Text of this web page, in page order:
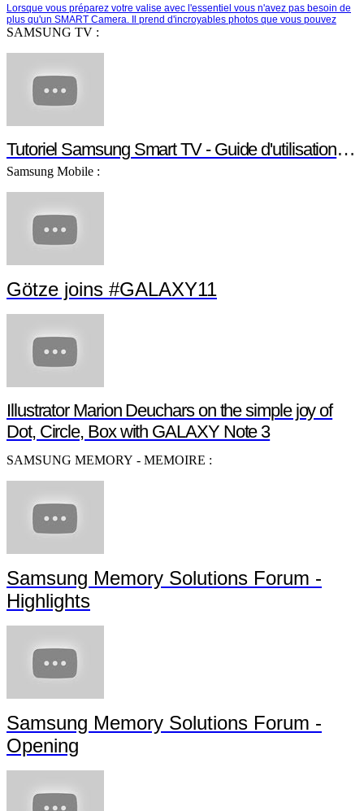
Lorsque vous préparez votre valise avec l'essentiel vous n'avez pas besoin de
plus qu'un SMART Camera. Il prend d'incroyables photos que vous pouvez
partager instantanément e…
SAMSUNG TV :
Tutoriel Samsung Smart TV - Guide d'utilisation
Samsung Mobile :
Götze joins #GALAXY11
Illustrator Marion Deuchars on the simple joy of
Dot, Circle, Box with GALAXY Note 3
SAMSUNG MEMORY - MEMOIRE :
Samsung Memory Solutions Forum -
Highlights
Samsung Memory Solutions Forum -
Opening